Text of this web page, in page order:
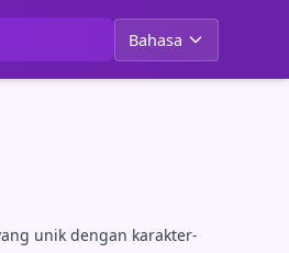
Bahasa
unik dengan karakter-